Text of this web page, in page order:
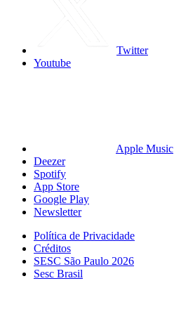
Twitter
Youtube
Apple Music
Deezer
Spotify
App Store
Google Play
Newsletter
Política de Privacidade
Créditos
SESC São Paulo 2026
Sesc Brasil